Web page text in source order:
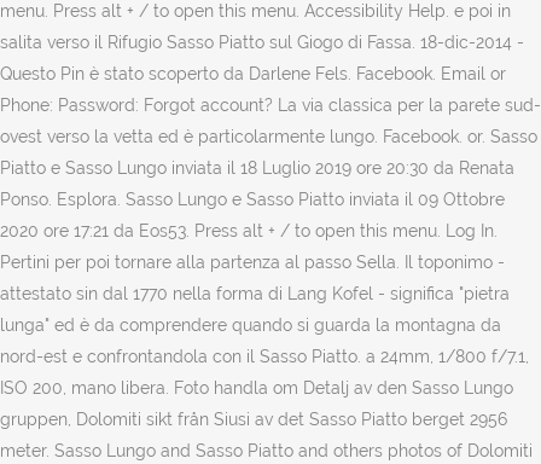
menu. Press alt + / to open this menu. Accessibility Help. e poi in
salita verso il Rifugio Sasso Piatto sul Giogo di Fassa. 18-dic-2014 -
Questo Pin è stato scoperto da Darlene Fels. Facebook. Email or
Phone: Password: Forgot account? La via classica per la parete sud-
ovest verso la vetta ed è particolarmente lungo. Facebook. or. Sasso
Piatto e Sasso Lungo inviata il 18 Luglio 2019 ore 20:30 da Renata
Ponso. Esplora. Sasso Lungo e Sasso Piatto inviata il 09 Ottobre
2020 ore 17:21 da Eos53. Press alt + / to open this menu. Log In.
Pertini per poi tornare alla partenza al passo Sella. Il toponimo -
attestato sin dal 1770 nella forma di Lang Kofel - significa "pietra
lunga" ed è da comprendere quando si guarda la montagna da
nord-est e confrontandola con il Sasso Piatto. a 24mm, 1/800 f/7.1,
ISO 200, mano libera. Foto handla om Detalj av den Sasso Lungo
gruppen, Dolomiti sikt från Siusi av det Sasso Piatto berget 2956
meter. Sasso Lungo and Sasso Piatto and others photos of Dolomiti